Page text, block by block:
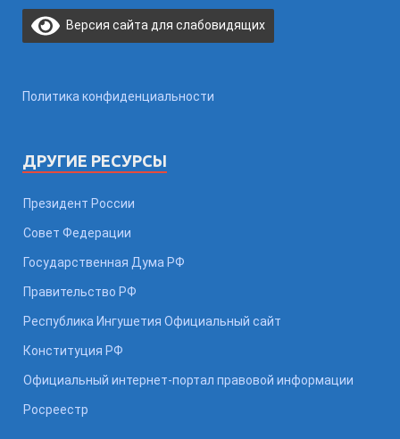
Версия сайта для слабовидящих
Политика конфиденциальности
ДРУГИЕ РЕСУРСЫ
Президент России
Совет Федерации
Государственная Дума РФ
Правительство РФ
Республика Ингушетия Официальный сайт
Конституция РФ
Официальный интернет-портал правовой информации
Росреестр